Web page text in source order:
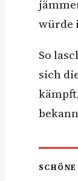
würde
So
sich
SCHÖNE